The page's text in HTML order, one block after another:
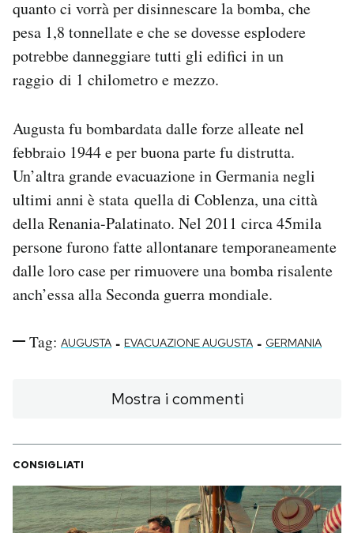
quanto ci vorrà per disinnescare la bomba, che
pesa 1,8 tonnellate e che se dovesse esplodere
potrebbe danneggiare tutti gli edifici in un
raggio di 1 chilometro e mezzo.
Augusta fu bombardata dalle forze alleate nel
febbraio 1944 e per buona parte fu distrutta.
Un’altra grande evacuazione in Germania negli
ultimi anni è stata quella di Coblenza, una città
della Renania-Palatinato. Nel 2011 circa 45mila
persone furono fatte allontanare temporaneamente
dalle loro case per rimuovere una bomba risalente
anch’essa alla Seconda guerra mondiale.
Tag: AUGUSTA - EVACUAZIONE AUGUSTA - GERMANIA
Mostra i commenti
CONSIGLIATI